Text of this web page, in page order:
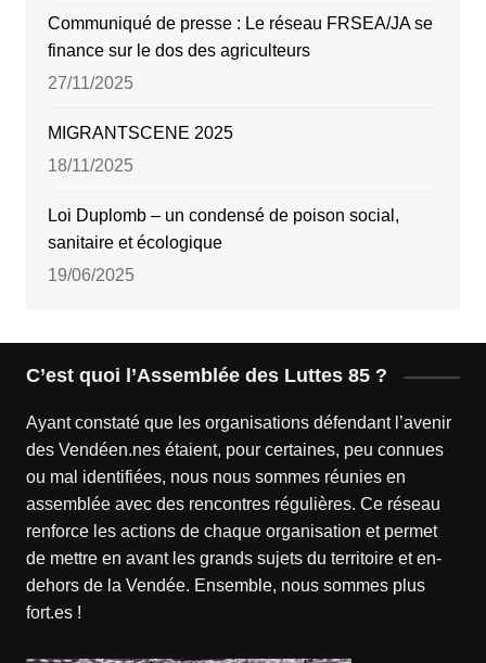
Communiqué de presse : Le réseau FRSEA/JA se
finance sur le dos des agriculteurs
27/11/2025
MIGRANTSCENE 2025
18/11/2025
Loi Duplomb – un condensé de poison social,
sanitaire et écologique
19/06/2025
C’est quoi l’Assemblée des Luttes 85 ?
Ayant constaté que les organisations défendant l’avenir
des Vendéen.nes étaient, pour certaines, peu connues
ou mal identifiées, nous nous sommes réunies en
assemblée avec des rencontres régulières. Ce réseau
renforce les actions de chaque organisation et permet
de mettre en avant les grands sujets du territoire et en-
dehors de la Vendée. Ensemble, nous sommes plus
fort.es !